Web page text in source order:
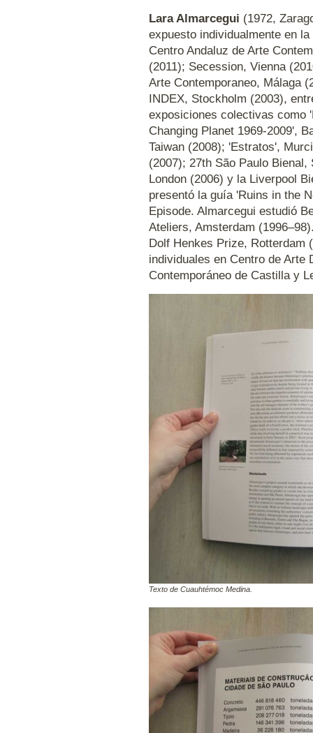
Lara Almarcegui (1972,
expuesto individualmente en
Centro Andaluz de Arte
(2011); Secession, Vienna
Arte Contemporaneo, Málaga
INDEX, Stockholm (2003),
exposiciones colectivas como
Changing Planet 1969-2009',
Taiwan (2008); 'Estratos',
(2007); 27th São Paulo
London (2006) y la Liverpool
presentó la guía 'Ruins in the
Episode. Almarcegui estudió
Ateliers, Amsterdam
Dolf Henkes Prize, Rotterdam
individuales en Centro de Arte
Contemporáneo de Castilla y
Texto de Cuauhtémoc Medina.